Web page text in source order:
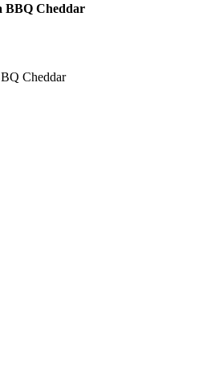
BBQ Cheddar
Cheddar